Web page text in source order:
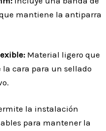
mantiene la antiparra
Material ligero que
la cara para un sellado
la instalación
para mantener la